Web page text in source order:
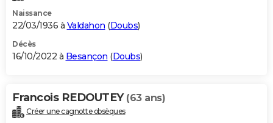
Naissance
22/03/1936 à Valdahon (Doubs)
Décès
16/10/2022 à Besançon (Doubs)
Francois REDOUTEY (63 ans)
Créer une cagnotte obsèques